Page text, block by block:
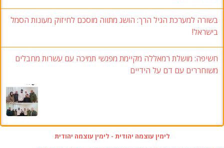
בשורה למערכת הגיל הרך: הושג מתווה מוסכם לחיזוק מעונות הסמל
בישראל!
חשיפה: מושלת רמאללה מקיימת מפגשי תמיכה עם עשרות מחבלים
משוחררים עם דם על הידיים
לימין עוצמה יהודית - לימין עוצמה יהודית